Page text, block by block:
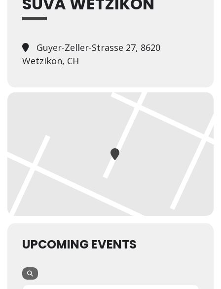
Guyer-Zeller-Strasse 27, 8620
Wetzikon, CH
UPCOMING EVENTS